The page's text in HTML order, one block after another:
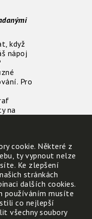
když
nápoj
Pro
na
a
stejně
15 - 20
cookie. Některé z
ty vypnout nelze
Ke zlepšení
stránkách
dalších cookies.
používáním musíte
co nejlepší
všechny soubory